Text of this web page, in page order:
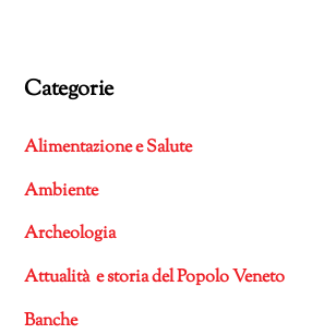
Categorie
Alimentazione e Salute
Ambiente
Archeologia
Attualità e storia del Popolo Veneto
Banche